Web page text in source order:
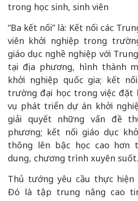
trong học sinh, sinh viên
“Ba kết nối” là: Kết nối các
viên khởi nghiệp trong
giáo dục nghề nghiệp với
tại địa phương, hình thành
khởi nghiệp quốc gia; kết
trường đại học trong việc đặt
vụ phát triển dự án khởi
giải quyết những vấn đề
phương; kết nối giáo dục
thông lên bậc học cao hơn
dung, chương trình xuyên suốt.
Thủ tướng yêu cầu thực hiện
Đó là tập trung nâng cao